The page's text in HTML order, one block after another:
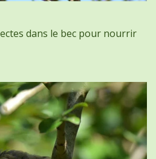
le bec pour nourrir